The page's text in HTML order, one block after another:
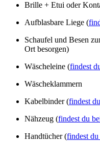
Brille + Etui oder
Aufblasbare Liege (
Schaufel und Besen
Ort besorgen)
Wäscheleine (findest
Wäscheklammern
Kabelbinder (findest
Nähzeug (findest du
Handtücher (findest